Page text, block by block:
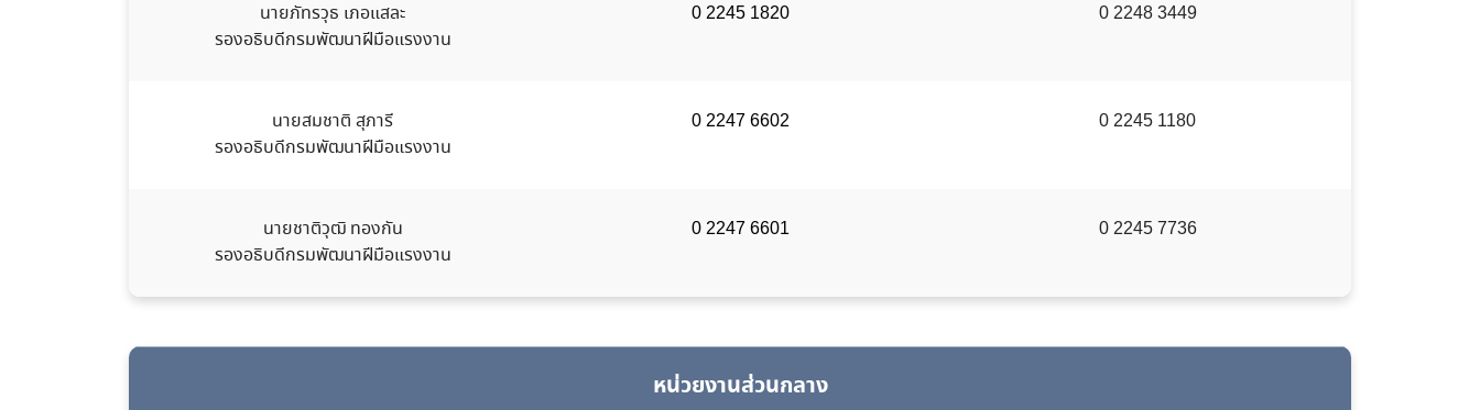
นายภัทรวุธ เภอแสละ
รองอธิบดีกรมพัฒนาฝีมือแรงงาน
0 2245 1820 0 2248 3449
นายสมชาติ สุภารี
รองอธิบดีกรมพัฒนาฝีมือแรงงาน
0 2247 6602 0 2245 1180
นายชาติวุฒิ ทองกัน
รองอธิบดีกรมพัฒนาฝีมือแรงงาน
0 2247 6601 0 2245 7736
หน่วยงานส่วนกลาง